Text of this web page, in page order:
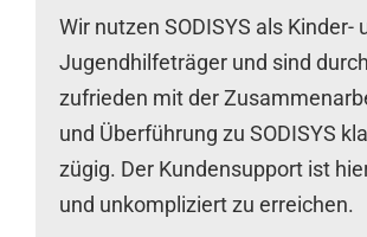
Wir nutzen SODISYS als Kinder-
Jugendhilfeträger und sind
zufrieden mit der
und Überführung zu SODISYS
zügig. Der Kundensupport ist
und unkompliziert zu erreichen.